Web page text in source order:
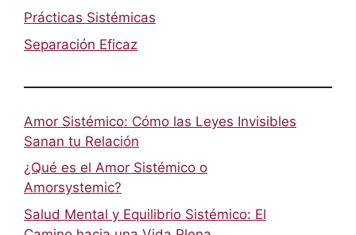
Prácticas Sistémicas
Separación Eficaz
Amor Sistémico: Cómo las Leyes Invisibles
Sanan tu Relación
¿Qué es el Amor Sistémico o
Amorsystemic?
Salud Mental y Equilibrio Sistémico: El